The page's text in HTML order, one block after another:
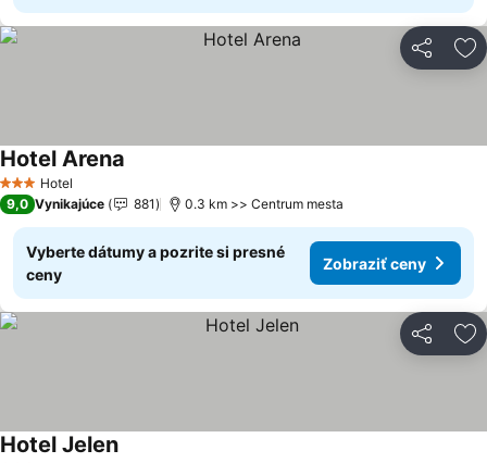
Zdieľať
3 Počet hviezdičiek
Hotel
Hotel Arena
9,0 Vynikajúce 881 0.3 km >> Centrum mesta
Vyberte dátumy a pozrite si presné
ceny
Zobraziť ceny
Zdieľať
Hotel JelenZobraziť ceny